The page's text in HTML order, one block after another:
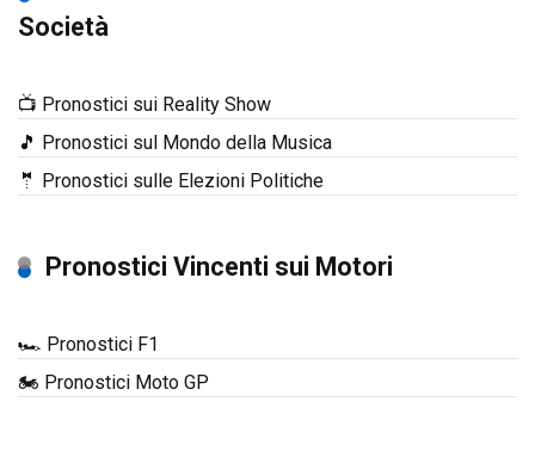
Società
📺 Pronostici sui Reality Show
🎵 Pronostici sul Mondo della Musica
🤵 Pronostici sulle Elezioni Politiche
Pronostici Vincenti sui Motori
🏎️ Pronostici F1
🏍️ Pronostici Moto GP